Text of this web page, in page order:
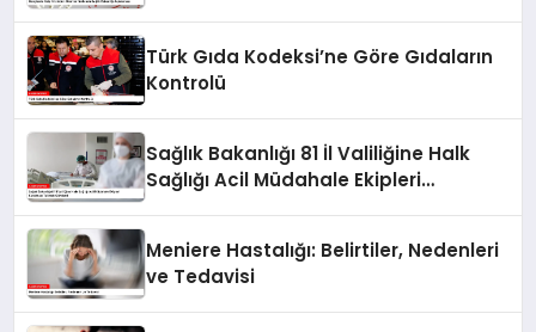
Türk Gıda Kodeksi’ne Göre Gıdaların
Kontrolü
Sağlık Bakanlığı 81 İl Valiliğine Halk
Sağlığı Acil Müdahale Ekipleri
Meniere Hastalığı: Belirtiler, Nedenleri
ve Tedavisi